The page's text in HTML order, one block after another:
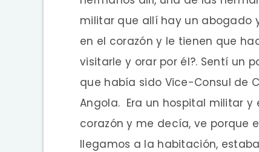
militar que allí hay un abogado
en el corazón y le tienen que
visitarle y orar por él?. Sentí un
que había sido Vice-Consul de
Angola. Era un hospital militar
corazón y me decía, ve porque
llegamos a la habitación,